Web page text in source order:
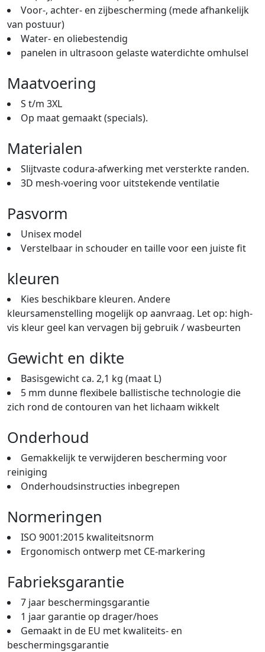
Voor-, achter- en zijbescherming (mede afhankelijk
van postuur)
Water- en oliebestendig
panelen in ultrasoon gelaste waterdichte omhulsel
Maatvoering
S t/m 3XL
Op maat gemaakt (specials).
Materialen
Slijtvaste codura-afwerking met versterkte randen.
3D mesh-voering voor uitstekende ventilatie
Pasvorm
Unisex model
Verstelbaar in schouder en taille voor een juiste fit
kleuren
Kies beschikbare kleuren. Andere
kleursamenstelling mogelijk op aanvraag. Let op: high-
vis kleur geel kan vervagen bij gebruik / wasbeurten
Gewicht en dikte
Basisgewicht ca. 2,1 kg (maat L)
5 mm dunne flexibele ballistische technologie die
zich rond de contouren van het lichaam wikkelt
Onderhoud
Gemakkelijk te verwijderen bescherming voor
reiniging
Onderhoudsinstructies inbegrepen
Normeringen
ISO 9001:2015 kwaliteitsnorm
Ergonomisch ontwerp met CE-markering
Fabrieksgarantie
7 jaar beschermingsgarantie
1 jaar garantie op drager/hoes
Gemaakt in de EU met kwaliteits- en
beschermingsgarantie